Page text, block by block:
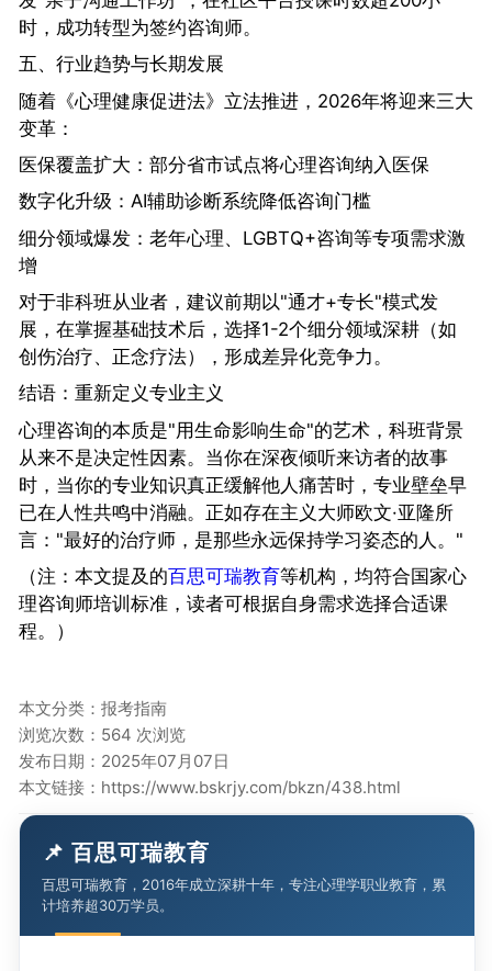
时，成功转型为签约咨询师。
五、行业趋势与长期发展
随着《心理健康促进法》立法推进，2026年将迎来三大
变革：
医保覆盖扩大：部分省市试点将心理咨询纳入医保
数字化升级：AI辅助诊断系统降低咨询门槛
细分领域爆发：老年心理、LGBTQ+咨询等专项需求激
增
对于非科班从业者，建议前期以"通才+专长"模式发
展，在掌握基础技术后，选择1-2个细分领域深耕（如
创伤治疗、正念疗法），形成差异化竞争力。
结语：重新定义专业主义
心理咨询的本质是"用生命影响生命"的艺术，科班背景
从来不是决定性因素。当你在深夜倾听来访者的故事
时，当你的专业知识真正缓解他人痛苦时，专业壁垒早
已在人性共鸣中消融。正如存在主义大师欧文·亚隆所
言："最好的治疗师，是那些永远保持学习姿态的人。"
（注：本文提及的百思可瑞教育等机构，均符合国家心
理咨询师培训标准，读者可根据自身需求选择合适课
程。）
本文分类： 报考指南
浏览次数：564 次浏览
发布日期：2025年07月07日
本文链接： https://www.bskrjy.com/bkzn/438.html
📌 百思可瑞教育
百思可瑞教育，2016年成立深耕十年，专注心理学职业教育，累
计培养超30万学员。